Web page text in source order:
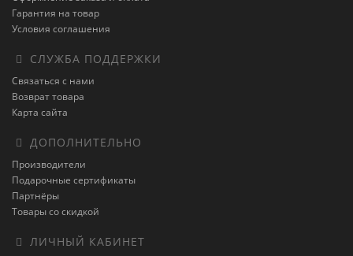
Гарантия на товар
Условия соглашения
СЛУЖБА ПОДДЕРЖКИ
Связаться с нами
Возврат товара
Карта сайта
ДОПОЛНИТЕЛЬНО
Производители
Подарочные сертификаты
Партнёры
Товары со скидкой
ЛИЧНЫЙ КАБИНЕТ